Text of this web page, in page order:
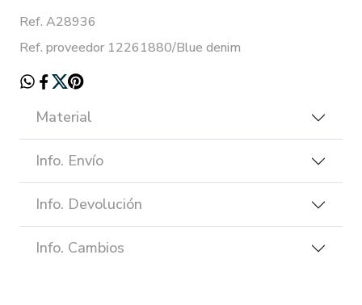
Ref. A28936
Ref. proveedor 12261880/Blue denim
Material
Info. Envío
Info. Devolución
Info. Cambios